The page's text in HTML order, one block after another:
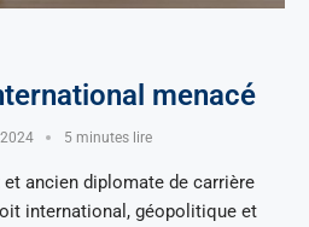
menacé
5 minutes lire
et ancien diplomate de carrière
international, géopolitique et